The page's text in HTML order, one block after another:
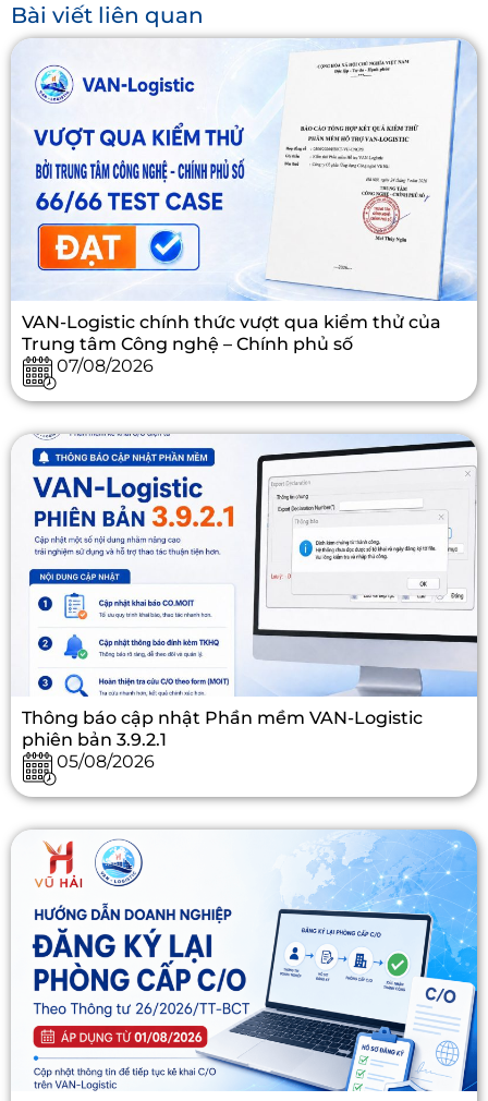
Bài viết liên quan
VAN-Logistic chính thức vượt qua kiểm thử của
Trung tâm Công nghệ – Chính phủ số
07/08/2026
Thông báo cập nhật Phần mềm VAN-Logistic
phiên bản 3.9.2.1
05/08/2026